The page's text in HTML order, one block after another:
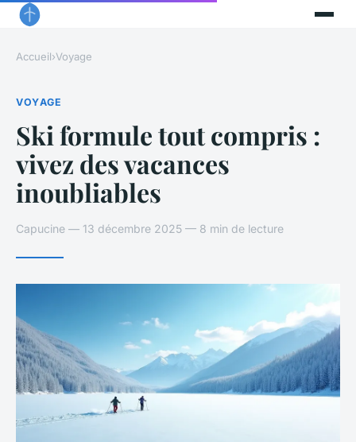
Accueil›Voyage
VOYAGE
Ski formule tout compris :
vivez des vacances
inoubliables
Capucine — 13 décembre 2025 — 8 min de lecture